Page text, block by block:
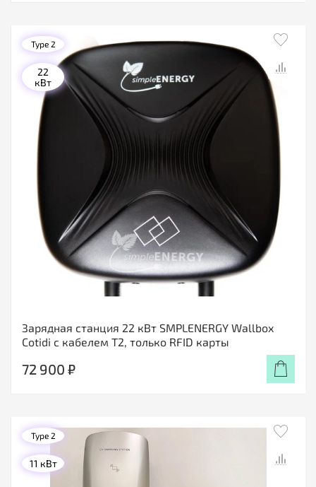
Зарядная станция 22 кВт SMPLENERGY Wallbox
Cotidi с кабелем Т2, только RFID карты
Type 2
22
кВт
72 900 ₽
Type 2
11 кВт